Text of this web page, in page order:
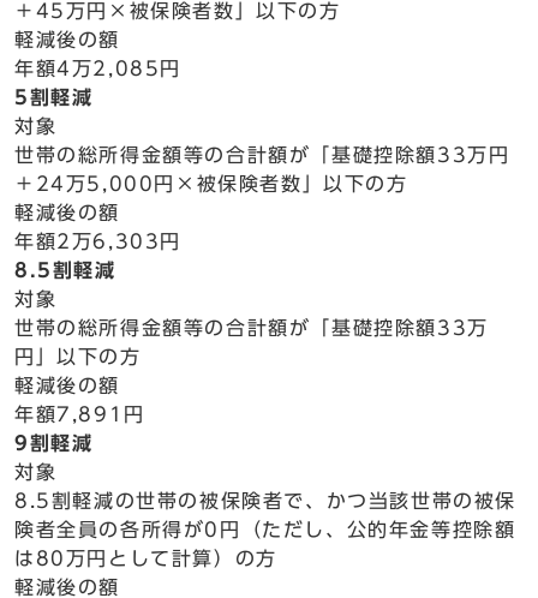
＋45万円×被保険者数」以下の方
軽減後の額
年額4万2,085円
5割軽減
対象
世帯の総所得金額等の合計額が「基礎控除額33万円
＋24万5,000円×被保険者数」以下の方
軽減後の額
年額2万6,303円
8.5割軽減
対象
世帯の総所得金額等の合計額が「基礎控除額33万
円」以下の方
軽減後の額
年額7,891円
9割軽減
対象
8.5割軽減の世帯の被保険者で、かつ当該世帯の被保
険者全員の各所得が0円（ただし、公的年金等控除額
は80万円として計算）の方
軽減後の額